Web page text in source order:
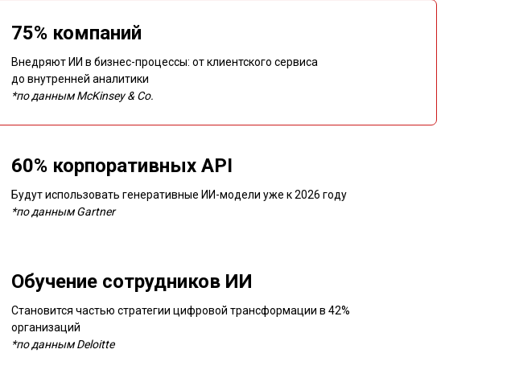
75% компаний
Внедряют ИИ в бизнес-процессы: от клиентского сервиса
до внутренней аналитики
*по данным McKinsey & Co.
60% корпоративных API
Будут использовать генеративные ИИ-модели уже к 2026 году
*по данным Gartner
Обучение сотрудников ИИ
Становится частью стратегии цифровой трансформации в 42%
организаций
*по данным Deloitte